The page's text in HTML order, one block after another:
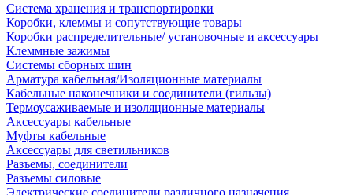
Система хранения и транспортировки
Коробки, клеммы и сопутствующие товары
Коробки распределительные/ установочные и аксессуары
Клеммные зажимы
Системы сборных шин
Арматура кабельная/Изоляционные материалы
Кабельные наконечники и соединители (гильзы)
Термоусаживаемые и изоляционные материалы
Аксессуары кабельные
Муфты кабельные
Аксессуары для светильников
Разъемы, соединители
Разъемы силовые
Электрические соединители различного назначения